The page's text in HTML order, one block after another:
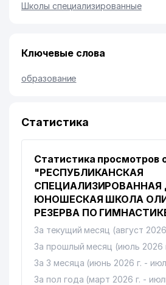
Школы специализированные
Ключевые слова
образование
Статистика
Статистика просмотров
"РЕСПУБЛИКАНСКАЯ
СПЕЦИАЛИЗИРОВАННАЯ
ЮНОШЕСКАЯ ШКОЛА
РЕЗЕРВА ПО
За текущий месяц (август 2026
За прошлый месяц (июль 2026
За 3 месяца (июнь 2026 г. -
За пол года (март 2026 г. -